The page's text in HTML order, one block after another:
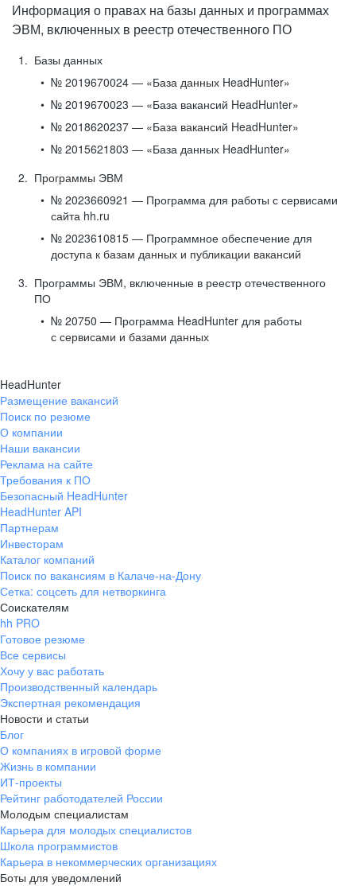
Информация о правах на базы данных и программах
ЭВМ, включенных в реестр отечественного ПО
Базы данных
№ 2019670024 — «База данных HeadHunter»
№ 2019670023 — «База вакансий HeadHunter»
№ 2018620237 — «База вакансий HeadHunter»
№ 2015621803 — «База данных HeadHunter»
Программы ЭВМ
№ 2023660921 — Программа для работы с сервисами
сайта hh.ru
№ 2023610815 — Программное обеспечение для
доступа к базам данных и публикации вакансий
Программы ЭВМ, включенные в реестр отечественного
ПО
№ 20750 — Программа HeadHunter для работы
с сервисами и базами данных
HeadHunter
Размещение вакансий
Поиск по резюме
О компании
Наши вакансии
Реклама на сайте
Требования к ПО
Безопасный HeadHunter
HeadHunter API
Партнерам
Инвесторам
Каталог компаний
Поиск по вакансиям в Калаче-на-Дону
Сетка: соцсеть для нетворкинга
Соискателям
hh PRO
Готовое резюме
Все сервисы
Хочу у вас работать
Производственный календарь
Экспертная рекомендация
Новости и статьи
Блог
О компаниях в игровой форме
Жизнь в компании
ИТ-проекты
Рейтинг работодателей России
Молодым специалистам
Карьера для молодых специалистов
Школа программистов
Карьера в некоммерческих организациях
Боты для уведомлений